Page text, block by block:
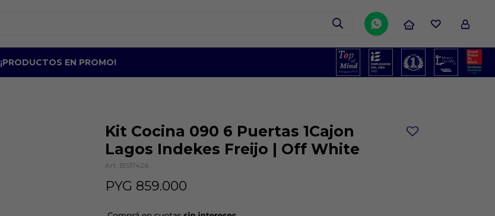
¡PRODUCTOS EN PROMO!

Kit Cocina 090 6 Puertas 1Cajon
Lagos Indekes Freijo | Off White
BS17426
PYG 859.000